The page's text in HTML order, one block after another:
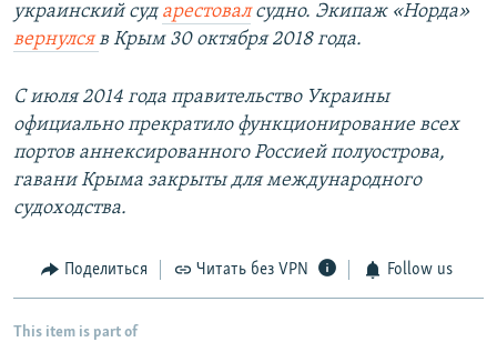
украинский суд арестовалсудно. Экипаж «Норда»
вернулсяв Крым 30 октября 2018 года.
С июля 2014 года правительство Украины
официально прекратило функционирование всех
портов аннексированного Россией полуострова,
гавани Крыма закрыты для международного
судоходства.
Поделиться Читать без VPN Follow us
This item is part of